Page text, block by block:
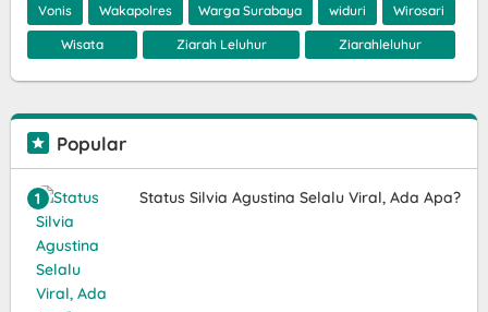
Vonis Wakapolres Warga Surabaya widuri Wirosari
Wisata Ziarah Leluhur Ziarahleluhur
Popular
Status Silvia Agustina Selalu Viral, Ada Apa?